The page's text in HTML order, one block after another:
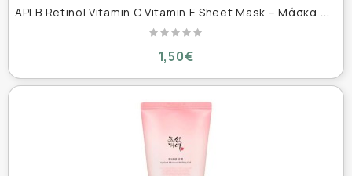
A
PLB Retinol Vitamin C Vitamin E Sheet Mask – Μάσκα Αναζωογόνησης & Αντιγήρανσης 25 ml
1,50€